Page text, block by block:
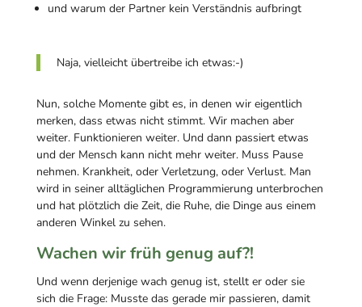
und warum der Partner kein Verständnis aufbringt
Naja, vielleicht übertreibe ich etwas:-)
Nun, solche Momente gibt es, in denen wir eigentlich
merken, dass etwas nicht stimmt. Wir machen aber
weiter. Funktionieren weiter. Und dann passiert etwas
und der Mensch kann nicht mehr weiter. Muss Pause
nehmen. Krankheit, oder Verletzung, oder Verlust. Man
wird in seiner alltäglichen Programmierung unterbrochen
und hat plötzlich die Zeit, die Ruhe, die Dinge aus einem
anderen Winkel zu sehen.
Wachen wir früh genug auf?!
Und wenn derjenige wach genug ist, stellt er oder sie
sich die Frage: Musste das gerade mir passieren, damit